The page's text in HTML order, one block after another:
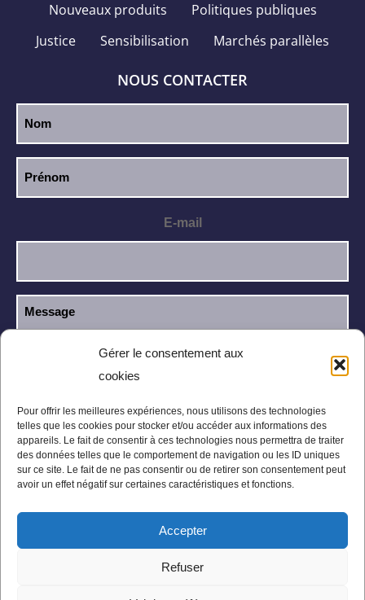
Gérer le consentement aux
cookies
Pour offrir les meilleures expériences, nous utilisons des technologies
telles que les cookies pour stocker et/ou accéder aux informations des
appareils. Le fait de consentir à ces technologies nous permettra de traiter
des données telles que le comportement de navigation ou les ID uniques
sur ce site. Le fait de ne pas consentir ou de retirer son consentement peut
avoir un effet négatif sur certaines caractéristiques et fonctions.
Accepter
Refuser
Nouveaux produits
Politiques publiques
Justice
Sensibilisation Marchés parallèles
NOUS CONTACTER
E-mail
J’ai lu et j’accepte la
confidentialité.
Politique de confidentialité